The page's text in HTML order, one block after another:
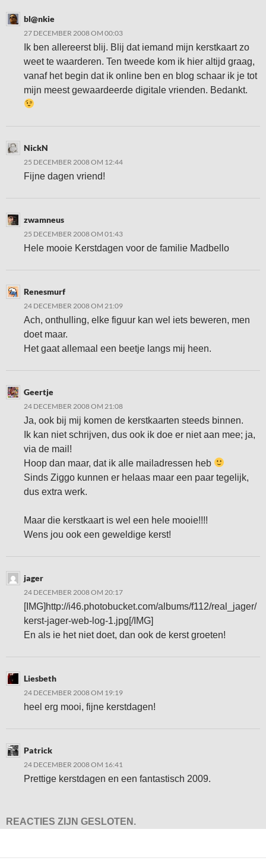
bl@nkie
27 DECEMBER 2008 OM 00:03
Ik ben allereerst blij. Blij dat iemand mijn kerstkaart zo
weet te waarderen. Ten tweede kom ik hier altijd graag,
vanaf het begin dat ik online ben en blog schaar ik je tot
mijn meest gewaardeerde digitale vrienden. Bedankt.
NickN
25 DECEMBER 2008 OM 12:44
Fijne dagen vriend!
zwamneus
25 DECEMBER 2008 OM 01:43
Hele mooie Kerstdagen voor de familie Madbello
Renesmurf
24 DECEMBER 2008 OM 21:09
Ach, onthulling, elke figuur kan wel iets beweren, men
doet maar.
Het gaat allemaal een beetje langs mij heen.
Geertje
24 DECEMBER 2008 OM 21:08
Ja, ook bij mij komen de kerstkaarten steeds binnen.
Ik kan niet schrijven, dus ook ik doe er niet aan mee; ja,
via de mail!
Hoop dan maar, dat ik alle mailadressen heb
Sinds Ziggo kunnen er helaas maar een paar tegelijk,
dus extra werk.
Maar die kerstkaart is wel een hele mooie!!!!
Wens jou ook een geweldige kerst!
jager
24 DECEMBER 2008 OM 20:17
[IMG]http://i46.photobucket.com/albums/f112/real_jager/
kerst-jager-web-log-1.jpg[/IMG]
En als ie het niet doet, dan ook de kerst groeten!
Liesbeth
24 DECEMBER 2008 OM 19:19
heel erg mooi, fijne kerstdagen!
Patrick
24 DECEMBER 2008 OM 16:41
Prettige kerstdagen en een fantastisch 2009.
REACTIES ZIJN GESLOTEN.